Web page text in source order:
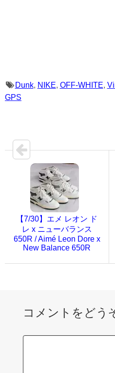
Dunk, NIKE, OFF-WHITE,
GPS
【7/30】エメ レオン ド
レ x ニューバランス
650R / Aimé Leon Dore x
New Balance 650R
コメントをどう